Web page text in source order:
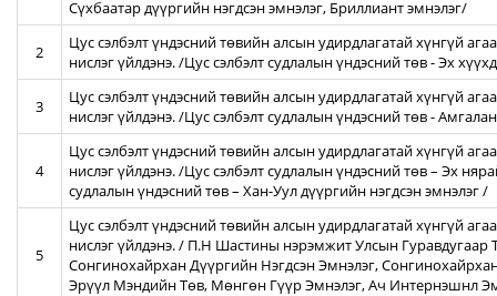
Сүхбаатар дүүргийн нэгдсэн эмнэлэг, Бриллиант эмнэлэг/
2
Цус сэлбэлт үндэсний төвийн алсын удирдлагатай хүнгүй
нислэг үйлдэнэ. /Цус сэлбэлт судлалын үндэсний төв - Эх
3
Цус сэлбэлт үндэсний төвийн алсын удирдлагатай хүнгүй
нислэг үйлдэнэ. /Цус сэлбэлт судлалын үндэсний төв -
4
Цус сэлбэлт үндэсний төвийн алсын удирдлагатай хүнгүй
нислэг үйлдэнэ. /Цус сэлбэлт судлалын үндэсний төв – Эх
судлалын үндэсний төв – Хан-Уул дүүргийн нэгдсэн эмнэлэг /
5
Цус сэлбэлт үндэсний төвийн алсын удирдлагатай хүнгүй
нислэг үйлдэнэ. / П.Н Шастины нэрэмжит Улсын Гуравдугаар
Сонгинохайрхан Дүүргийн Нэгдсэн Эмнэлэг,
Эрүүл Мэндийн Төв, Мөнгөн Гүүр Эмнэлэг, Ач Интернэшнл